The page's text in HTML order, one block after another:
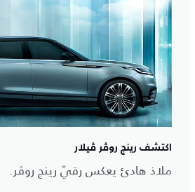
اكتشف رينج روڤر ڤيلار
ملاذ هادئ يعكس رقيّ رينج روڤر.